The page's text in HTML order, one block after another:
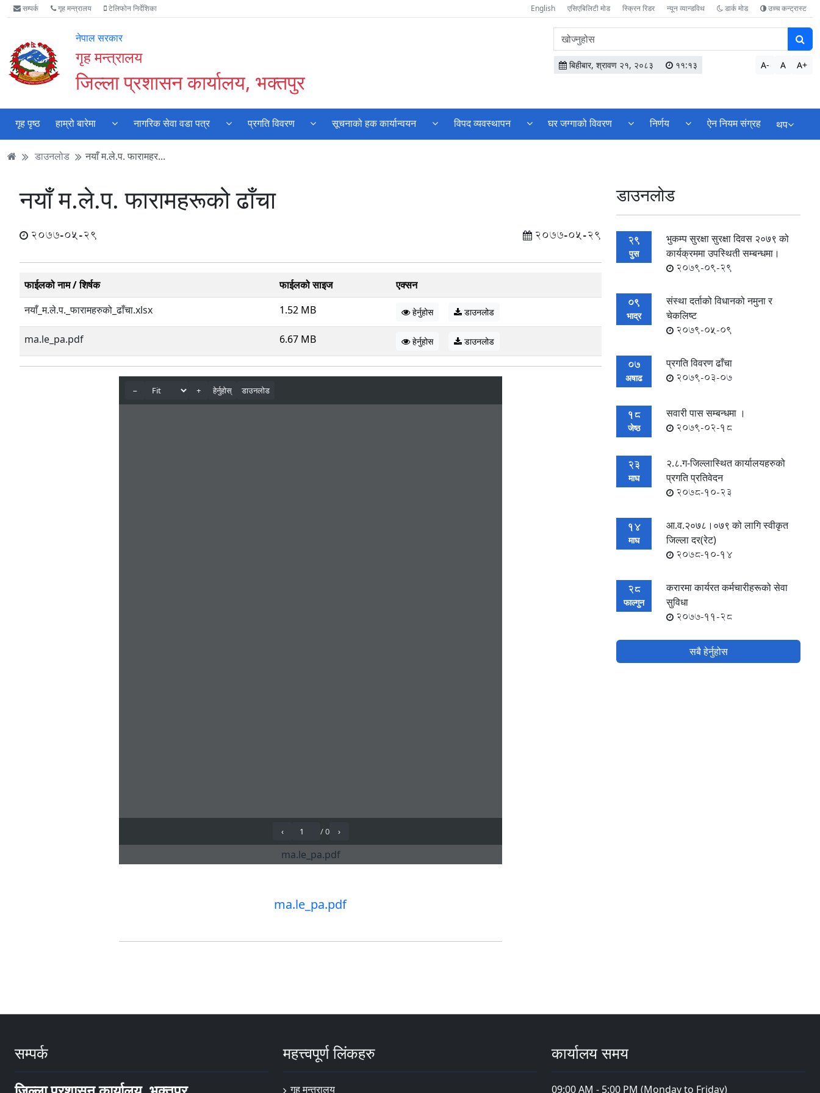
Accessibility
Mode
गर्नुहोस्
मुख्य
सामाग्री
मुख्य
नेभिगेसन
वेबसाइट
खोजमा
सम्पर्क गृह मन्त्रालय टेलिफोन निर्देशिका English एसिएबिलिटी मोड स्क्रिन रिडर न्यून व्यान्डविथ डार्क मोड उच्च कन्ट्रास्ट
नेपाल सरकार
गृह मन्त्रालय
जिल्ला प्रशासन कार्यालय, भक्तपुर
वेबसाइटमा
सामग्री
खोज्नुहोस
बिहीबार, श्रावण २१, २०८३ ११:१३ A- A A+
गृह पृष्ठ हाम्रो बारेमा नागरिक सेवा वडा पत्र प्रगति विवरण सूचनाको हक कार्यान्वयन विपद व्यवस्थापन घर जग्गाको विवरण निर्णय ऐन नियम संग्रह थप
डाउनलोड नयाँ म.ले.प. फारामहर...
नयाँ म.ले.प. फारामहरूको ढाँचा
2077-05-29 2077-05-29
फाईलको नाम / शिर्षक फाईलको साइज
एक्सन
नयाँ_म.ले.प._फारामहरुको_ढाँचा.xlsx
1.52 MB हेर्नुहोस डाउनलोड
ma.le_pa.pdf 6.67 MB हेर्नुहोस डाउनलोड
ma.le_pa.pdf
डाउनलोड
29
पुस
भुकम्प सुरक्षा सुरक्षा दिवस २०७९ को
कार्यक्रममा उपस्थिती सम्बन्धमा।
2079-09-29
09
भाद्र
संस्था दर्ताको विधानको नमुना र
चेकलिष्ट
2079-05-09
07
अषाढ
प्रगति विवरण ढाँचा
2079-03-07
18
जेष्ठ
सवारी पास सम्बन्धमा ।
2079-02-18
23
माघ
२.८.ग-जिल्लास्थित कार्यालयहरुको
प्रगति प्रतिवेदन
2078-10-23
14
माघ
आ.व.२०७८।०७९ को लागि स्वीकृत
जिल्ला दर(रेट)
2078-10-14
28
फाल्गुन
करारमा कार्यरत कर्मचारीहरूको सेवा
सुविधा
2077-11-28
सबै हेर्नुहोस
सम्पर्क महत्त्वपूर्ण लिंकहरु
गृह मन्त्रालय
कार्यालय समय
09:00 AM - 5:00 PM (Monday to Friday)